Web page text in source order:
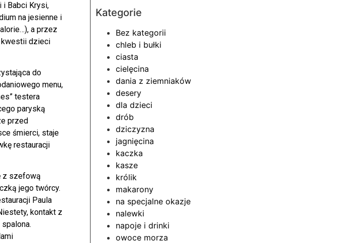
i Babci Krysi,
na jesienne i
a przez
kwestii dzieci
do
menu,
testera
paryską
przed
śmierci, staje
restauracji
z szefową
jego twórcy.
Paula
kontakt z
Kategorie
Bez kategorii
chleb i bułki
ciasta
cielęcina
dania z ziemniaków
desery
dla dzieci
drób
dziczyzna
jagnięcina
kaczka
kasze
królik
makarony
na specjalne okazje
nalewki
napoje i drinki
owoce morza